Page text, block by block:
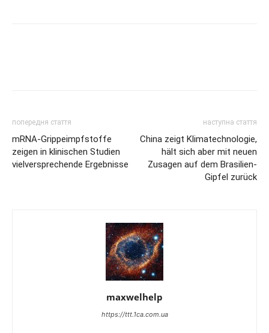
попередня стаття
mRNA-Grippeimpfstoffe
zeigen in klinischen Studien
vielversprechende Ergebnisse
наступна стаття
China zeigt Klimatechnologie,
hält sich aber mit neuen
Zusagen auf dem Brasilien-
Gipfel zurück
maxwelhelp
https://ttt.1ca.com.ua